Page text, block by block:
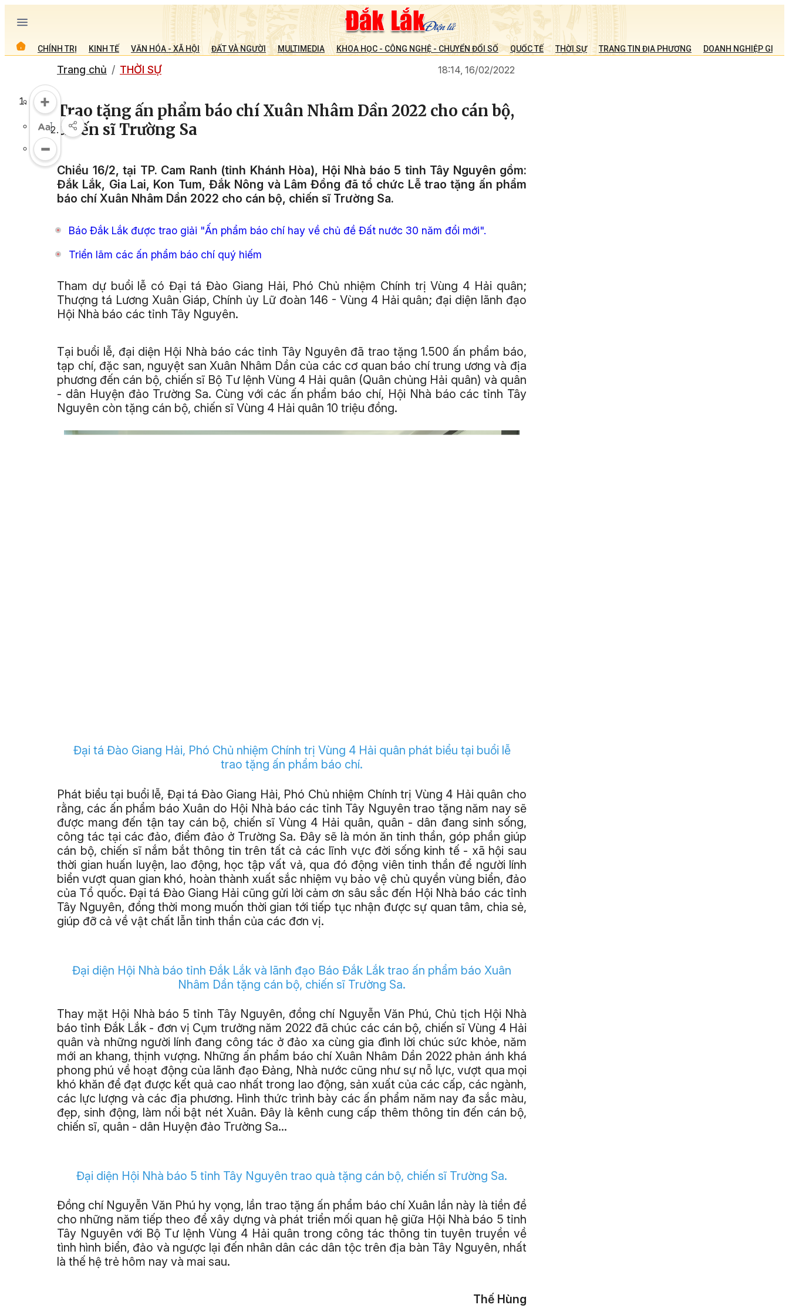
CHÍNH TRỊ KINH TẾ VĂN HÓA - XÃ HỘI ĐẤT VÀ NGƯỜI MULTIMEDIA KHOA HỌC - CÔNG NGHỆ - CHUYỂN ĐỔI SỐ QUỐC TẾ THỜI SỰ TRANG TIN ĐỊA PHƯƠNG DOANH NGHIỆP GIỚI
Trang chủ THỜI SỰ 18:14, 16/02/2022
Trao tặng ấn phẩm báo chí Xuân Nhâm Dần 2022 cho cán bộ,
chiến sĩ Trường Sa
Chiều 16/2, tại TP. Cam Ranh (tỉnh Khánh Hòa), Hội Nhà báo 5 tỉnh Tây Nguyên gồm:
Đắk Lắk, Gia Lai, Kon Tum, Đắk Nông và Lâm Đồng đã tổ chức Lễ trao tặng ấn phẩm
báo chí Xuân Nhâm Dần 2022 cho cán bộ, chiến sĩ Trường Sa.
Báo Đắk Lắk được trao giải "Ấn phẩm báo chí hay về chủ đề Đất nước 30 năm đổi mới".
Triển lãm các ấn phẩm báo chí quý hiếm
Tham dự buổi lễ có Đại tá Đào Giang Hải, Phó Chủ nhiệm Chính trị Vùng 4 Hải quân;
Thượng tá Lương Xuân Giáp, Chính ủy Lữ đoàn 146 - Vùng 4 Hải quân; đại diện lãnh đạo
Hội Nhà báo các tỉnh Tây Nguyên.
Tại buổi lễ, đại diện Hội Nhà báo các tỉnh Tây Nguyên đã trao tặng 1.500 ấn phẩm báo,
tạp chí, đặc san, nguyệt san Xuân Nhâm Dần của các cơ quan báo chí trung ương và địa
phương đến cán bộ, chiến sĩ Bộ Tư lệnh Vùng 4 Hải quân (Quân chủng Hải quân) và quân
- dân Huyện đảo Trường Sa. Cùng với các ấn phẩm báo chí, Hội Nhà báo các tỉnh Tây
Nguyên còn tặng cán bộ, chiến sĩ Vùng 4 Hải quân 10 triệu đồng.
Đại tá Đào Giang Hải, Phó Chủ nhiệm Chính trị Vùng 4 Hải quân phát biểu tại buổi lễ
trao tặng ấn phẩm báo chí.
Phát biểu tại buổi lễ, Đại tá Đào Giang Hải, Phó Chủ nhiệm Chính trị Vùng 4 Hải quân cho
rằng, các ấn phẩm báo Xuân do Hội Nhà báo các tỉnh Tây Nguyên trao tặng năm nay sẽ
được mang đến tận tay cán bộ, chiến sĩ Vùng 4 Hải quân, quân - dân đang sinh sống,
công tác tại các đảo, điểm đảo ở Trường Sa. Đây sẽ là món ăn tinh thần, góp phần giúp
cán bộ, chiến sĩ nắm bắt thông tin trên tất cả các lĩnh vực đời sống kinh tế - xã hội sau
thời gian huấn luyện, lao động, học tập vất vả, qua đó động viên tinh thần để người lính
biển vượt quan gian khó, hoàn thành xuất sắc nhiệm vụ bảo vệ chủ quyền vùng biển, đảo
của Tổ quốc. Đại tá Đào Giang Hải cũng gửi lời cảm ơn sâu sắc đến Hội Nhà báo các tỉnh
Tây Nguyên, đồng thời mong muốn thời gian tới tiếp tục nhận được sự quan tâm, chia sẻ,
giúp đỡ cả về vật chất lẫn tinh thần của các đơn vị.
Đại diện Hội Nhà báo tỉnh Đắk Lắk và lãnh đạo Báo Đắk Lắk trao ấn phẩm báo Xuân
Nhâm Dần tặng cán bộ, chiến sĩ Trường Sa.
Thay mặt Hội Nhà báo 5 tỉnh Tây Nguyên, đồng chí Nguyễn Văn Phú, Chủ tịch Hội Nhà
báo tỉnh Đắk Lắk - đơn vị Cụm trưởng năm 2022 đã chúc các cán bộ, chiến sĩ Vùng 4 Hải
quân và những người lính đang công tác ở đảo xa cùng gia đình lời chúc sức khỏe, năm
mới an khang, thịnh vượng. Những ấn phẩm báo chí Xuân Nhâm Dần 2022 phản ánh khá
phong phú về hoạt động của lãnh đạo Đảng, Nhà nước cũng như sự nỗ lực, vượt qua mọi
khó khăn để đạt được kết quả cao nhất trong lao động, sản xuất của các cấp, các ngành,
các lực lượng và các địa phương. Hình thức trình bày các ấn phẩm năm nay đa sắc màu,
đẹp, sinh động, làm nổi bật nét Xuân. Đây là kênh cung cấp thêm thông tin đến cán bộ,
chiến sĩ, quân - dân Huyện đảo Trường Sa...
Đại diện Hội Nhà báo 5 tỉnh Tây Nguyên trao quà tặng cán bộ, chiến sĩ Trường Sa.
Đồng chí Nguyễn Văn Phú hy vọng, lần trao tặng ấn phẩm báo chí Xuân lần này là tiền đề
cho những năm tiếp theo để xây dựng và phát triển mối quan hệ giữa Hội Nhà báo 5 tỉnh
Tây Nguyên với Bộ Tư lệnh Vùng 4 Hải quân trong công tác thông tin tuyên truyền về
tình hình biển, đảo và ngược lại đến nhân dân các dân tộc trên địa bàn Tây Nguyên, nhất
là thế hệ trẻ hôm nay và mai sau.
Thế Hùng